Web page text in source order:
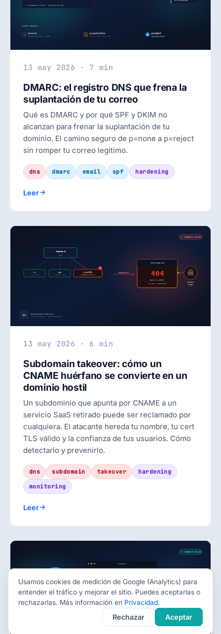
13 may 2026 · 7 min
DMARC: el registro DNS que frena la
suplantación de tu correo
Qué es DMARC y por qué SPF y DKIM no
alcanzan para frenar la suplantación de tu
dominio. El camino seguro de p=none a p=reject
sin romper tu correo legítimo.
dns dmarc email spf hardening
Leer
13 may 2026 · 6 min
Subdomain takeover: cómo un
CNAME huérfano se convierte en un
dominio hostil
Un subdominio que apunta por CNAME a un
servicio SaaS retirado puede ser reclamado por
cualquiera. El atacante hereda tu nombre, tu cert
TLS válido y la confianza de tus usuarios. Cómo
detectarlo y prevenirlo.
dns subdomain takeover
hardening
monitoring
Leer
Usamos cookies de medición de Google (Analytics) para
entender el tráfico y mejorar el sitio. Puedes aceptarlas o
rechazarlas. Más información en Privacidad.
Rechazar Aceptar